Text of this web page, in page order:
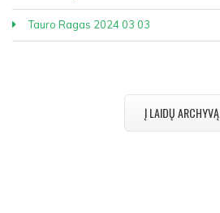
Tauro Ragas 2024 03 03
Į LAIDŲ ARCHYVĄ